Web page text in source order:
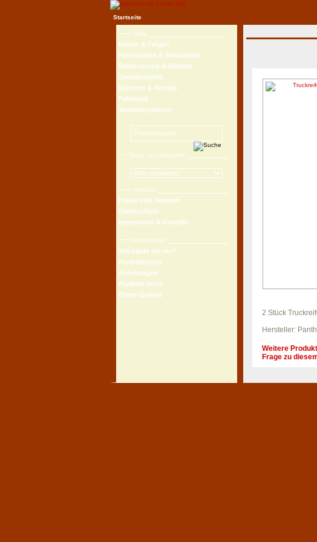
Startseite
Shop
Reifen & Felgen
Karosserien & Anbauteile
Beleuchtung & Elektrik
Standmodelle
Motoren & Antrieb
Fahrwerk
Sonderangebote
Suche nach Hersteller
teilehaus
Preise und Versand
Datenschutz
Impressum & Kontakt
Informationen
Wie kaufe ich ein?
Produktlisten
Anleitungen
Produkt-Infos
Bilder-Galerie
2 Stück
Hersteller:
Weitere
Frage zu